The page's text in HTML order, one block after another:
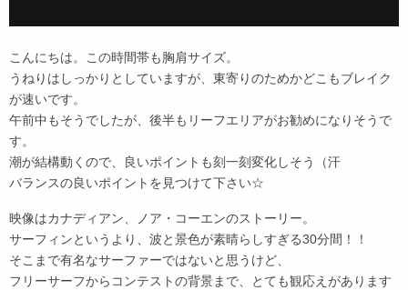
こんにちは。この時間帯も胸肩サイズ。
うねりはしっかりとしていますが、東寄りのためかどこもブレイク
が速いです。
午前中もそうでしたが、後半もリーフエリアがお勧めになりそうで
す。
潮が結構動くので、良いポイントも刻一刻変化しそう（汗
バランスの良いポイントを見つけて下さい☆
映像はカナディアン、ノア・コーエンのストーリー。
サーフィンというより、波と景色が素晴らしすぎる30分間！！
そこまで有名なサーファーではないと思うけど、
フリーサーフからコンテストの背景まで、とても観応えがあります